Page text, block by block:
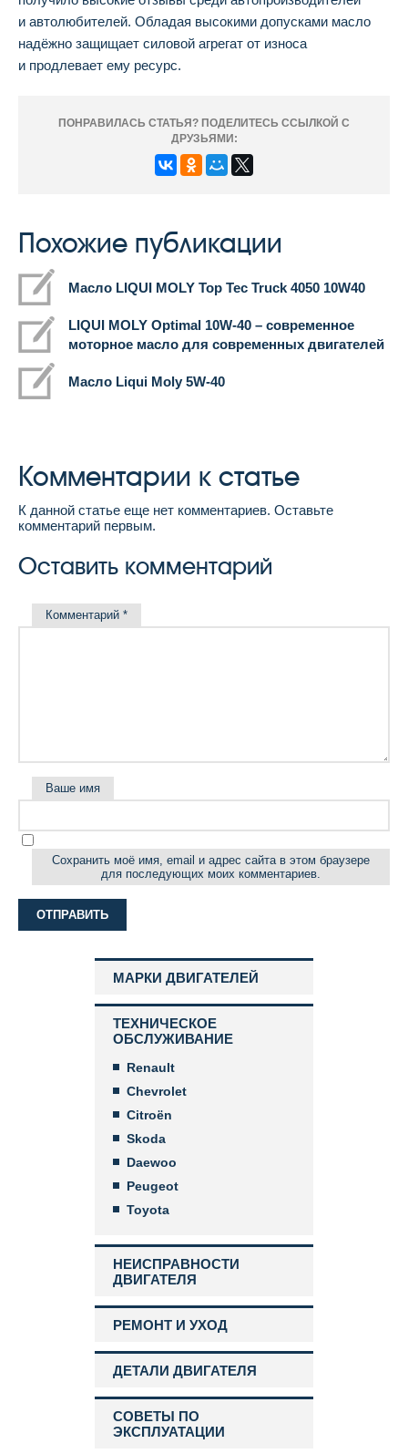
и автолюбителей. Обладая высокими допусками масло
надёжно защищает силовой агрегат от износа
и продлевает ему ресурс.
ПОНРАВИЛАСЬ СТАТЬЯ? ПОДЕЛИТЕСЬ ССЫЛКОЙ С
ДРУЗЬЯМИ:
Похожие публикации
Масло LIQUI MOLY Top Tec Truck 4050 10W40
LIQUI MOLY Optimal 10W-40 – современное
моторное масло для современных двигателей
Масло Liqui Moly 5W-40
Комментарии к статье
К данной статье еще нет комментариев. Оставьте
комментарий первым.
Оставить комментарий
Комментарий *
Ваше имя
Сохранить моё имя, email и адрес сайта в этом браузере
для последующих моих комментариев.
МАРКИ ДВИГАТЕЛЕЙ
ТЕХНИЧЕСКОЕ
ОБСЛУЖИВАНИЕ
Renault
Chevrolet
Citroën
Skoda
Daewoo
Peugeot
Toyota
НЕИСПРАВНОСТИ
ДВИГАТЕЛЯ
РЕМОНТ И УХОД
ДЕТАЛИ ДВИГАТЕЛЯ
СОВЕТЫ ПО
ЭКСПЛУАТАЦИИ